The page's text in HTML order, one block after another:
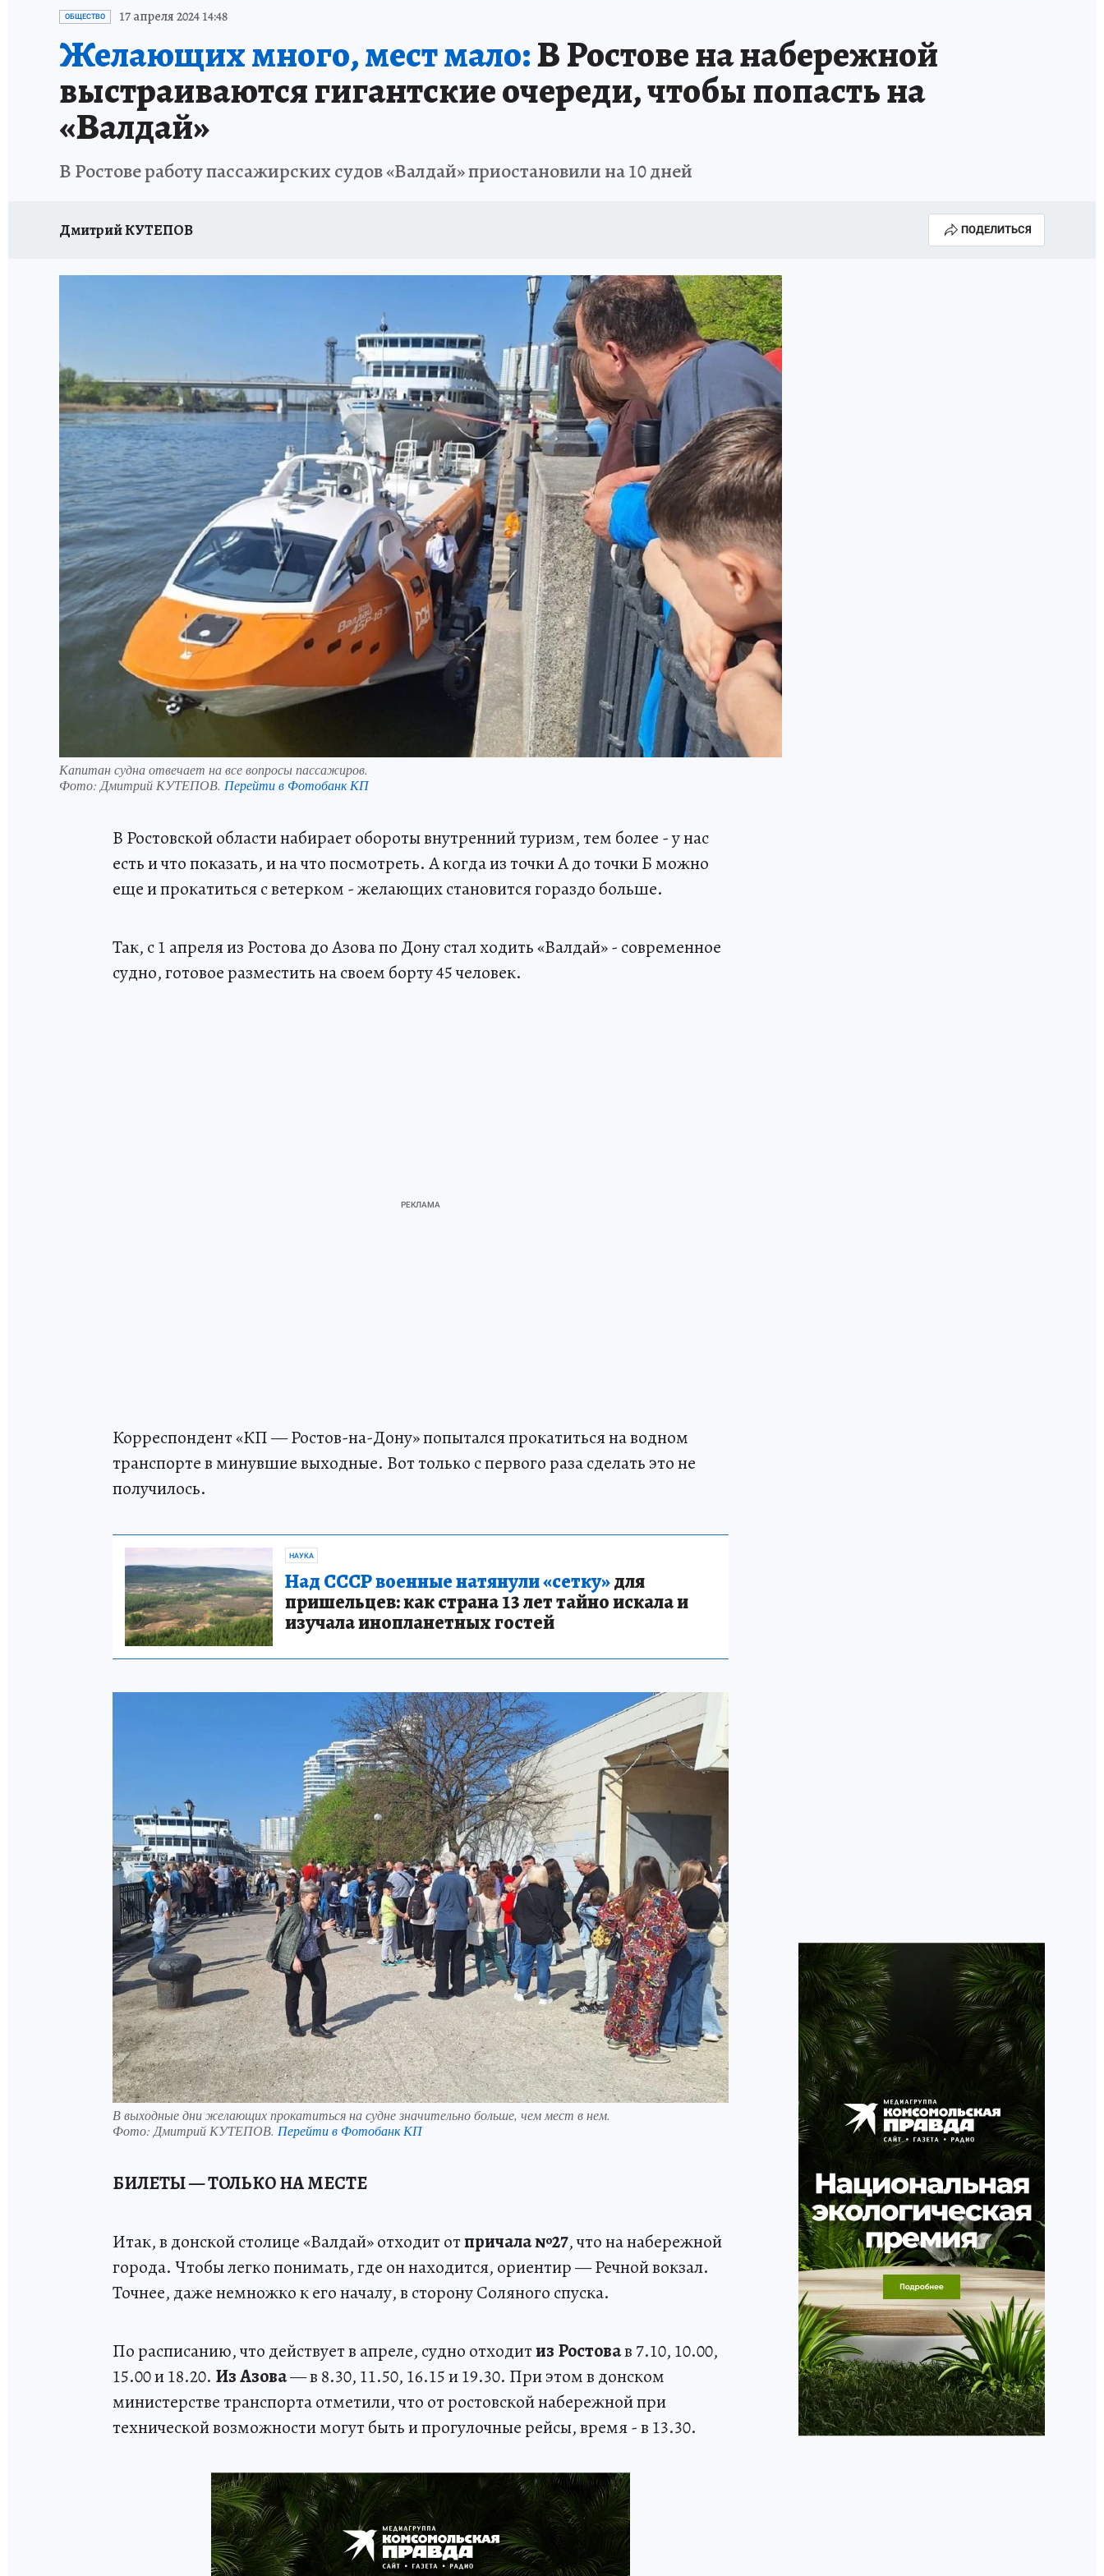
ЗАПОВЕДНАЯ РОССИЯ
ОБЩЕСТВО 17 апреля 2024 14:48
Желающих много, мест мало:В Ростове на набережной
выстраиваются гигантские очереди, чтобы попасть на
«Валдай»
В Ростове работу пассажирских судов «Валдай» приостановили на 10 дней
Дмитрий КУТЕПОВ ПОДЕЛИТЬСЯ
Капитан судна отвечает на все вопросы пассажиров.
Фото: Дмитрий КУТЕПОВ. Перейти в Фотобанк КП
В Ростовской области набирает обороты внутренний туризм, тем более - у нас
есть и что показать, и на что посмотреть. А когда из точки А до точки Б можно
еще и прокатиться с ветерком - желающих становится гораздо больше.
Так, с 1 апреля из Ростова до Азова по Дону стал ходить «Валдай» - современное
судно, готовое разместить на своем борту 45 человек.
Корреспондент «КП — Ростов-на-Дону» попытался прокатиться на водном
транспорте в минувшие выходные. Вот только с первого раза сделать это не
получилось.
НАУКА
Над СССР военные натянули «сетку»для
пришельцев: как страна 13 лет тайно искала и
изучала инопланетных гостей
В выходные дни желающих прокатиться на судне значительно больше, чем мест в нем.
Фото: Дмитрий КУТЕПОВ. Перейти в Фотобанк КП
БИЛЕТЫ — ТОЛЬКО НА МЕСТЕ
Итак, в донской столице «Валдай» отходит отпричала №27, что на набережной
города. Чтобы легко понимать, где он находится, ориентир — Речной вокзал.
Точнее, даже немножко к его началу, в сторону Соляного спуска.
По расписанию, что действует в апреле, судно отходитиз Ростовав 7.10, 10.00,
15.00 и 18.20. Из Азова— в 8.30, 11.50, 16.15 и 19.30. При этом в донском
министерстве транспорта отметили, что от ростовской набережной при
технической возможности могут быть и прогулочные рейсы, время - в 13.30.